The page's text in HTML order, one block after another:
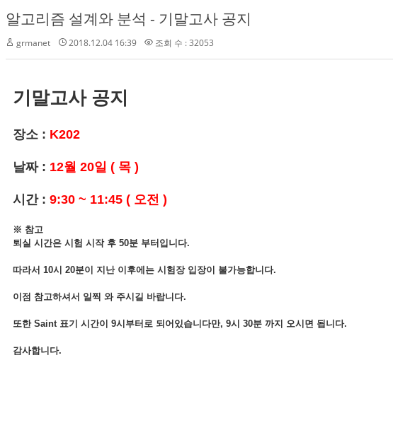
알고리즘 설계와 분석 - 기말고사 공지
grmanet 2018.12.04 16:39 조회 수 : 32053
기말고사 공지
장소 : K202
날짜 : 12월 20일 ( 목 )
시간 : 9:30 ~ 11:45 ( 오전 )
※ 참고
퇴실 시간은 시험 시작 후 50분 부터입니다.
따라서 10시 20분이 지난 이후에는 시험장 입장이 불가능합니다.
이점 참고하셔서 일찍 와 주시길 바랍니다.
또한 Saint 표기 시간이 9시부터로 되어있습니다만, 9시 30분 까지 오시면 됩니다.
감사합니다.